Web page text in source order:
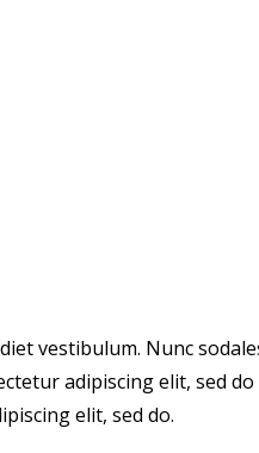
vestibulum. Nunc
adipiscing elit, sed
elit, sed do.